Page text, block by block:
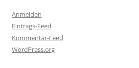
Anmelden
Eintrags-Feed
Kommentar-Feed
WordPress.org